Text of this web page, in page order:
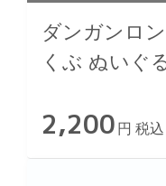
ダンガンロ
くぶ ぬいぐ
2,200 円 税込